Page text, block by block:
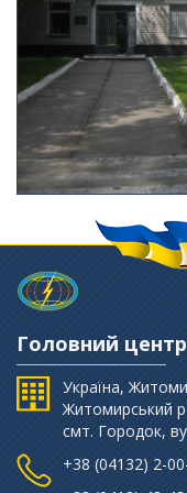
Головний
Україна,
Житомирський
смт. Городок,
+38 (‎04132) 2-